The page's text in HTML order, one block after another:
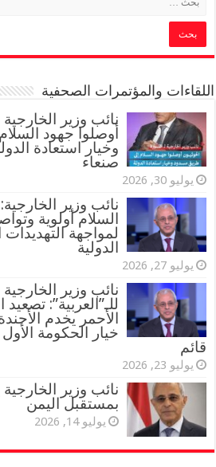
اللقاءات والمؤتمرات الصحفية
‏نائب وزير الخارجية
أوصلوا جهود
وخيار استعادة
صنعاء
يوليو 30, 2026
نائب وزير
السلام أولوية
لمواجهة التهديدات
الدولية
يوليو 27, 2026
نائب وزير
للـ”العربية”:
الأحمر يخدم
خيار الحكومة
قائم
يوليو 23, 2026
نائب وزير
بمستقبل اليمن
يوليو 14, 2026